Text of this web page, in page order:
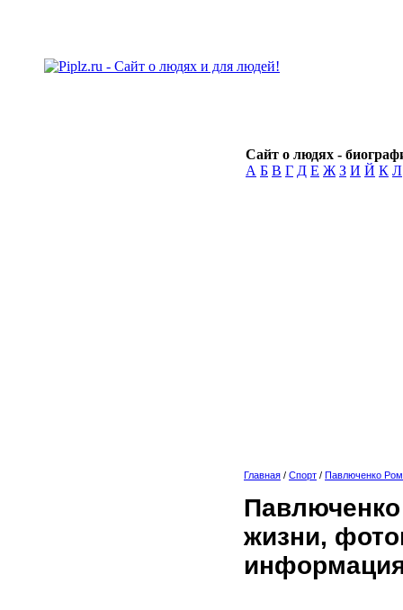
Сайт о людях -
А Б В Г Д Е Ж З И Й К Л
Главная / Спорт / Павлюченко
жизни,